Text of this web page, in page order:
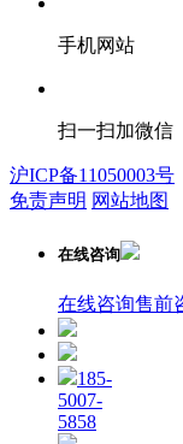
手机网站
扫一扫加微信
沪ICP备11050003号
免责声明 网站地图
在线咨询
在线咨询售前
185-
5007-
5858